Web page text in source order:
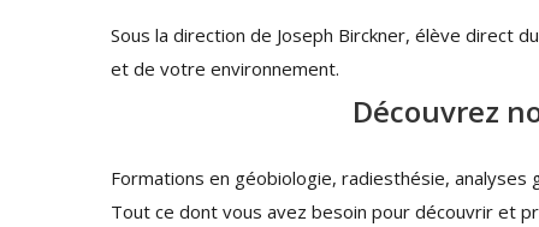
Sous la direction de Joseph Birckner, élève direct
et de votre environnement.
Découvrez
Formations en géobiologie, radiesthésie,
Tout ce dont vous avez besoin pour découvrir et